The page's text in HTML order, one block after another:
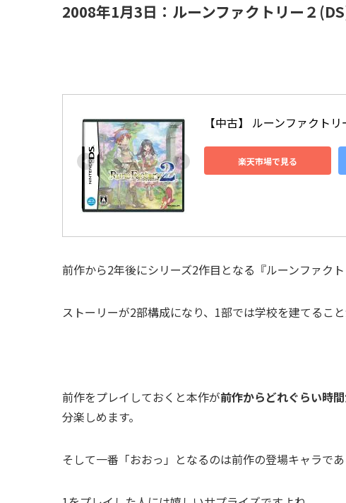
2008年1月3日：ルーンファクトリー２
【中古】 ルーンファクト
楽天市場で見る
前作から2年後にシリーズ2作目となる『ルーンファク
ストーリーが2部構成になり、1部では学校を建てること
前作をプレイしておくと本作が前作からどれぐらい時
分楽しめます。
そして一番「おおっ」となるのは前作の登場キャラで